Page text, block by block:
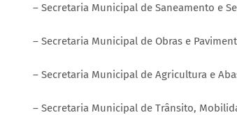
– Secretaria Municipal de Saneamento e
– Secretaria Municipal de Obras e
– Secretaria Municipal de Agricultura e
– Secretaria Municipal de Trânsito,